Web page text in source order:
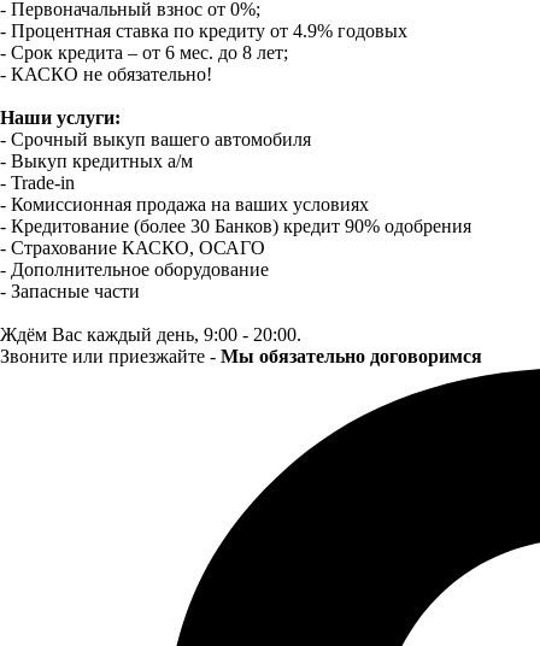
- Первоначальный взнос от 0%;
- Процентная ставка по кредиту от 4.9% годовых
- Срок кредита – от 6 мес. до 8 лет;
- КАСКО не обязательно!
Наши услуги:
- Срочный выкуп вашего автомобиля
- Выкуп кредитных а/м
- Trade-in
- Комиссионная продажа на ваших условиях
- Кредитование (более 30 Банков) кредит 90% одобрения
- Страхование КАСКО, ОСАГО
- Дополнительное оборудование
- Запасные части
Ждём Вас каждый день, 9:00 - 20:00.
Звоните или приезжайте - Мы обязательно договоримся